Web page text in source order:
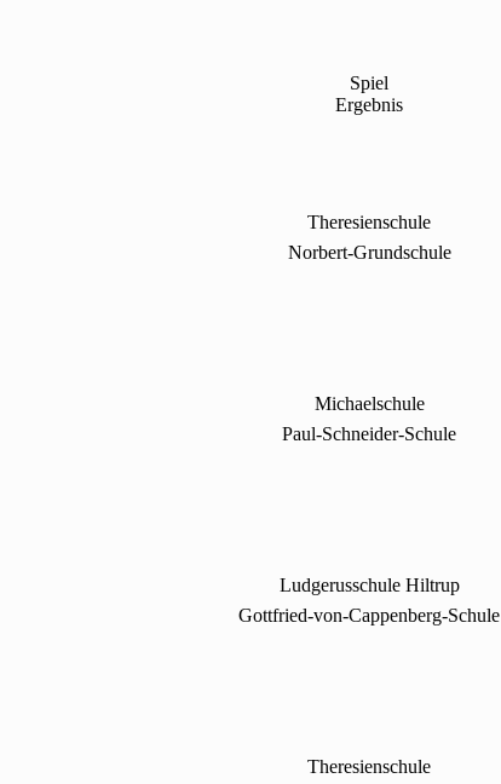
Spiel
Ergebnis
Theresienschule
Norbert-Grundschule
Michaelschule
Paul-Schneider-Schule
Ludgerusschule Hiltrup
Gottfried-von-Cappenberg-Schule
Theresienschule